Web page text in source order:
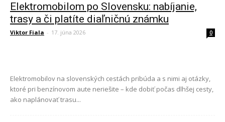
Elektromobilom po Slovensku: nabíjanie,
trasy a či platíte diaľničnú známku
Viktor Fiala - 17. júna 2026 0
Elektromobilov na slovenských cestách pribúda a s nimi aj otázky,
ktoré pri benzínovom aute neriešite – kde dobiť počas dlhšej cesty,
ako naplánovať trasu...